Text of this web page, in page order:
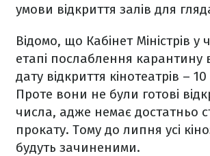
умови відкриття залів для
Відомо, що Кабінет Міністрів у
етапі послаблення карантину
дату відкриття кінотеатрів –
Проте вони не були готові
числа, адже немає достатньо
прокату. Тому до липня усі
будуть зачиненими.